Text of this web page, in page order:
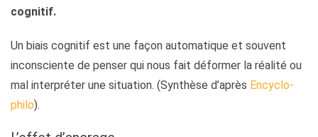
cognitif.
Un biais cognitif est une façon automatique et souvent
inconsciente de penser qui nous fait déformer la réalité ou
mal interpréter une situation. (Synthèse d’après Encyclo-
philo).